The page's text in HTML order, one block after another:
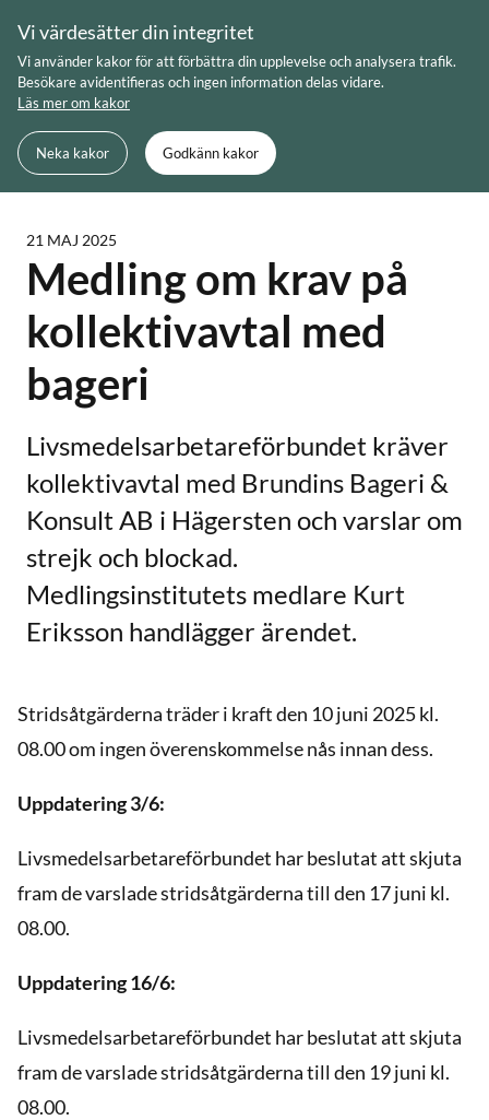
content
Sök Meny
Du är här: Startsida
Medling om krav på kollektivavtal med
bageri
21 MAJ 2025
Medling om krav på
kollektivavtal med
bageri
Livsmedelsarbetareförbundet kräver
kollektivavtal med Brundins Bageri &
Konsult AB i Hägersten och varslar om
strejk och blockad.
Medlingsinstitutets medlare Kurt
Eriksson handlägger ärendet.
Stridsåtgärderna träder i kraft den 10 juni 2025 kl.
08.00 om ingen överenskommelse nås innan dess.
Uppdatering 3/6:
Livsmedelsarbetareförbundet har beslutat att skjuta
fram de varslade stridsåtgärderna till den 17 juni kl.
08.00.
Uppdatering 16/6:
Livsmedelsarbetareförbundet har beslutat att skjuta
fram de varslade stridsåtgärderna till den 19 juni kl.
08.00.
Vi värdesätter din integritet
Vi använder kakor för att förbättra din upplevelse och analysera trafik.
Besökare avidentifieras och ingen information delas vidare.
Läs mer om kakor
Neka kakor Godkänn kakor